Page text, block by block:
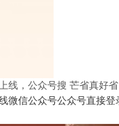
线，公众号搜 芒省真好省
微信公众号公众号直接登